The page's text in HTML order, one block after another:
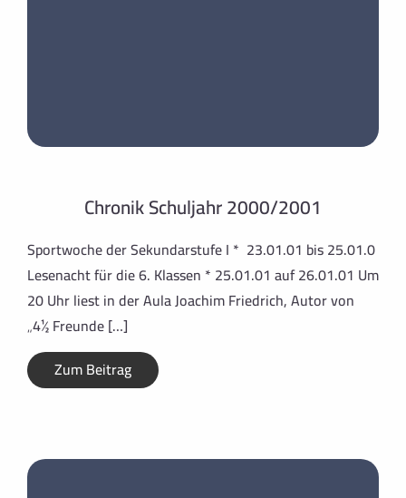
Chronik Schuljahr 2000/2001
Sportwoche der Sekundarstufe I * 23.01.01 bis 25.01.0
Lesenacht für die 6. Klassen * 25.01.01 auf 26.01.01 Um
20 Uhr liest in der Aula Joachim Friedrich, Autor von
„4½ Freunde […]
Zum Beitrag